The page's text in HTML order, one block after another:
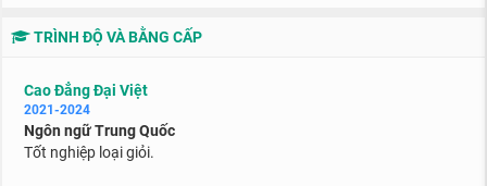
TRÌNH ĐỘ VÀ BẰNG CẤP
Cao Đẳng Đại Việt
2021-2024
Ngôn ngữ Trung Quốc
Tốt nghiệp loại giỏi.